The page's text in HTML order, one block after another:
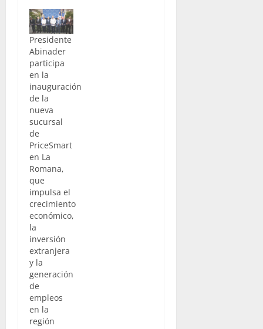
Presidente
Abinader
participa
en la
inauguración
de la
nueva
sucursal
de
PriceSmart
en La
Romana,
que
impulsa el
crecimiento
económico,
la
inversión
extranjera
y la
generación
de
empleos
en la
región